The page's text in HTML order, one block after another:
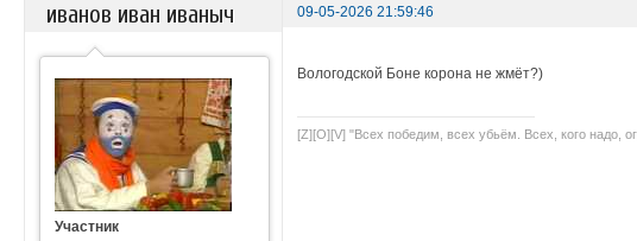
иванов иван иваныч 09-05-2026 21:59:46
Участник
Вологодской Боне корона не жмёт?)
[Z][O][V] "Всех победим, всех убьём. Всех, кого надо,